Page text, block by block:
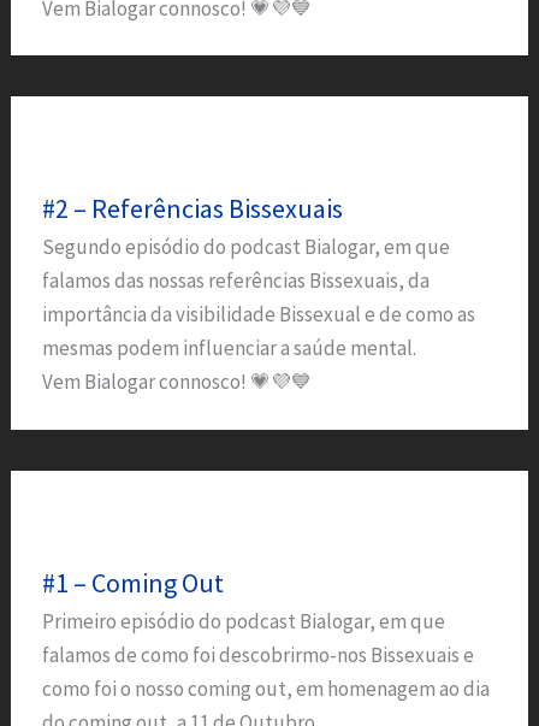
Vem Bialogar connosco! 💗💜💙
#2 – Referências Bissexuais
Segundo episódio do podcast Bialogar, em que
falamos das nossas referências Bissexuais, da
importância da visibilidade Bissexual e de como as
mesmas podem influenciar a saúde mental.
Vem Bialogar connosco! 💗💜💙
#1 – Coming Out
Primeiro episódio do podcast Bialogar, em que
falamos de como foi descobrirmo-nos Bissexuais e
como foi o nosso coming out, em homenagem ao dia